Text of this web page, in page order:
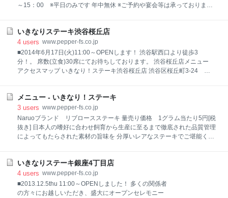
～15：00 ※平日のみです 年中無休 ※ご予約や宴会等は承っておりませ
いきなりステーキ渋谷桜丘店
4 users www.pepper-fs.co.jp
■2014年6月17日(火)11:00～OPENします！ 渋谷駅西口より徒歩3
分！。 席数(立食)30席にてお待ちしております。 渋谷桜丘店メニュー
アクセスマップ いきなり！ステーキ渋谷桜丘店 渋谷区桜丘町3-24 カ
会等は承っておりません。ご了承ください。 電車の場合 JR線「渋谷」
駅・西口より徒歩3分
メニュー - いきなり！ステーキ
3 users www.pepper-fs.co.jp
Naruoブランド リブロースステーキ 量売り価格 1グラム当たり5円[税
抜き] 日本人の嗜好に合わせ飼育から生産に至るまで徹底された品質管理
によってもたらされた素材の旨味を 分厚いレアなステーキでご堪能くだ
いきなりステーキ銀座4丁目店
4 users www.pepper-fs.co.jp
■2013.12.5thu 11:00～OPENしました！ 多くの関係者
の方々にお越しいただき、盛大にオープンセレモニー